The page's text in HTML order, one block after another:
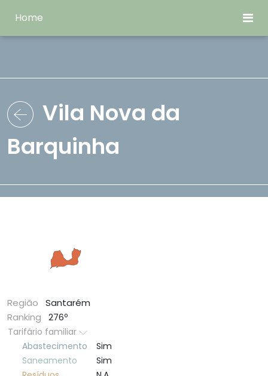
Home
Vila Nova da
Barquinha
Região
Santarém
Ranking
276º
Tarifário familiar
Abastecimento
Sim
Saneamento
Sim